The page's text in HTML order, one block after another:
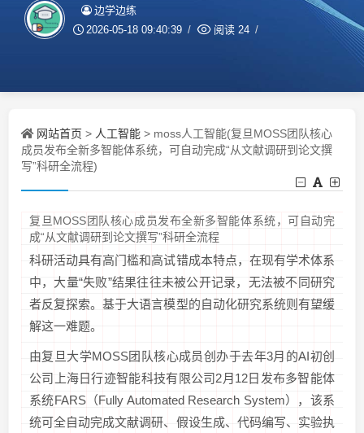
边学边练
2026-05-18 09:40:39 阅读 24
网站首页 > 人工智能 > moss人工智能(复旦MOSS团队核心
成员发布全新多智能体系统，可自动完成“从文献调研到论文撰
写”科研全流程)
复旦MOSS团队核心成员发布全新多智能体系统，可自动完
成“从文献调研到论文撰写”科研全流程
科研活动具有高门槛和高试错成本特点，在现有学术体系
中，大量“失败”结果往往未被公开记录，无法被不同研究
者反复探索。基于大语言模型的自动化研究系统则有望缓
解这一难题。
由复旦大学MOSS团队核心成员创办于去年3月的AI初创
公司上海日行迹智能科技有限公司2月12日发布多智能体
系统FARS（Fully Automated Research System），该系
统可全自动完成文献调研、假设生成、代码编写、实验执